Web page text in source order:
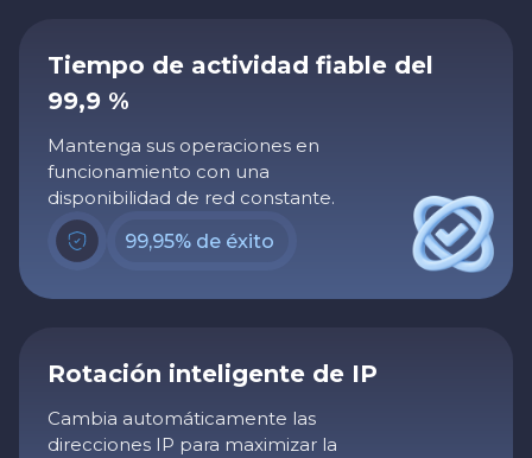
Tiempo de actividad fiable del
99,9 %
Mantenga sus operaciones en
funcionamiento con una
disponibilidad de red constante.
99,95% de éxito
Rotación inteligente de IP
Cambia automáticamente las
direcciones IP para maximizar la